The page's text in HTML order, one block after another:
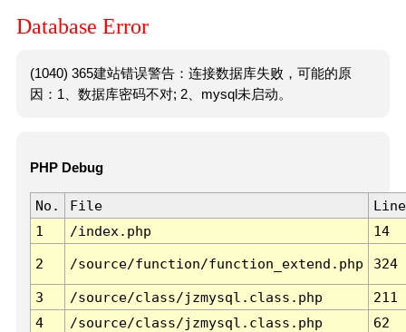
Database Error
(1040) 365建站错误警告：连接数据库失败，可能的原
因：1、数据库密码不对; 2、mysql未启动。
PHP Debug
No. File
Line
1
/index.php 14
2 /source/function/function_extend.php 324
3 /source/class/jzmysql.class.php
211
4
/source/class/jzmysql.class.php
62